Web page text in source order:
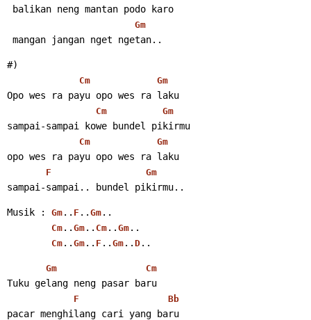
balikan neng mantan podo karo
Gm
mangan jangan nget ngetan..
#)
Cm Gm
Opo wes ra payu opo wes ra laku
Cm Gm
sampai-sampai kowe bundel pikirmu
Cm Gm
opo wes ra payu opo wes ra laku
F Gm
sampai-sampai.. bundel pikirmu..
Musik : Gm .. F .. Gm ..
Cm .. Gm .. Cm .. Gm ..
Cm .. Gm .. F .. Gm .. D ..
Gm Cm
Tuku gelang neng pasar baru
F Bb
pacar menghilang cari yang baru